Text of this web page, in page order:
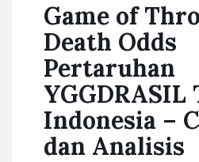
Game of
Death Odds
Pertaruhan
YGGDRASIL
Indonesia –
dan Analisis